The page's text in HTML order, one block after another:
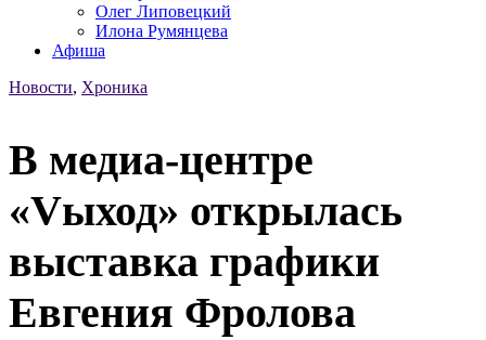
Олег Липовецкий
Илона Румянцева
Афиша
Новости, Хроника
В медиа-центре
«Vыход» открылась
выставка графики
Евгения Фролова